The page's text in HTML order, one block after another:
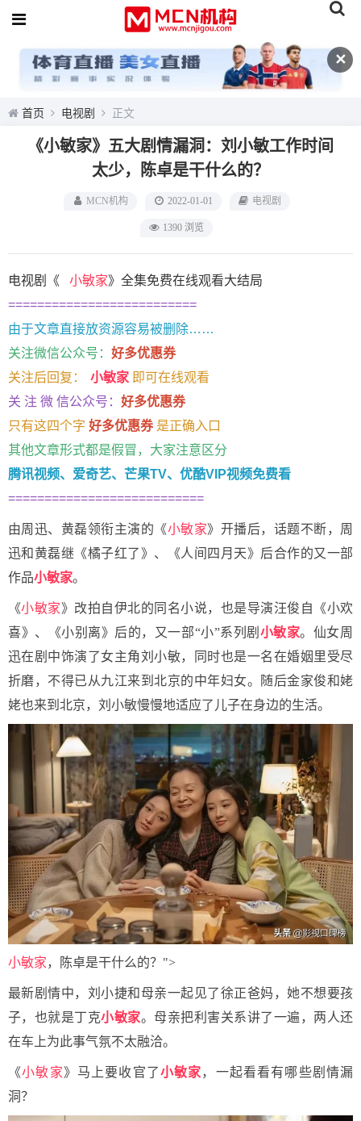
✕
首页 电视剧 正文
《小敏家》五大剧情漏洞：刘小敏工作时间
太少，陈卓是干什么的？
MCN机构 2022-01-01 电视剧
1390 浏览
电视剧《 小敏家》全集免费在线观看大结局
==========================
由于文章直接放资源容易被删除……
关注微信公众号： 好多优惠券
关注后回复：
小敏家 即可在线观看
关 注 微 信公众号： 好多优惠券
只有这四个字 好多优惠券 是正确入口
其他文章形式都是假冒，大家注意区分
腾讯视频、爱奇艺、芒果TV、优酷VIP视频免费看
===========================
由周迅、黄磊领衔主演的《小敏家》开播后，话题不断，周
迅和黄磊继《橘子红了》、《人间四月天》后合作的又一部
作品小敏家。
《小敏家》改拍自伊北的同名小说，也是导演汪俊自《小欢
喜》、《小别离》后的，又一部“小”系列剧 小敏家。仙女周
迅在剧中饰演了女主角刘小敏，同时也是一名在婚姻里受尽
折磨，不得已从九江来到北京的中年妇女。随后金家俊和姥
姥也来到北京，刘小敏慢慢地适应了儿子在身边的生活。
小敏家，陈卓是干什么的？">
最新剧情中，刘小捷和母亲一起见了徐正爸妈，她不想要孩
子，也就是丁克小敏家。母亲把利害关系讲了一遍，两人还
在车上为此事气氛不太融洽。
《小敏家》马上要收官了小敏家，一起看看有哪些剧情漏
洞？